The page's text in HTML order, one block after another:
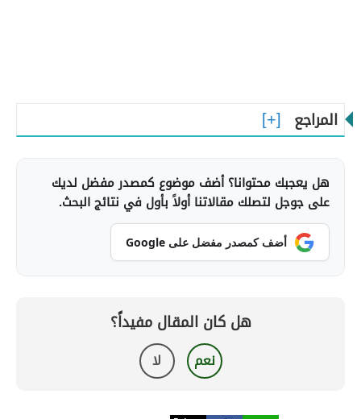
المراجع
هل يعجبك محتوانا؟ أضف موضوع كمصدر مفضل لديك
على جوجل لتصلك مقالاتنا أولاً بأول في نتائج البحث.
أضف كمصدر مفضل على Google
هل كان المقال مفيداً؟
نعم لا